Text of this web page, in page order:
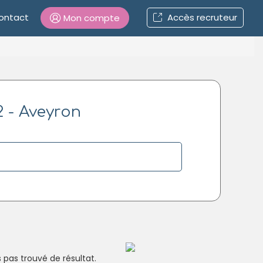
Mon compte Accès recruteur
Se connecter avec Google
Inscrivez-vous en un clic !
- Aveyron
pas trouvé de résultat.